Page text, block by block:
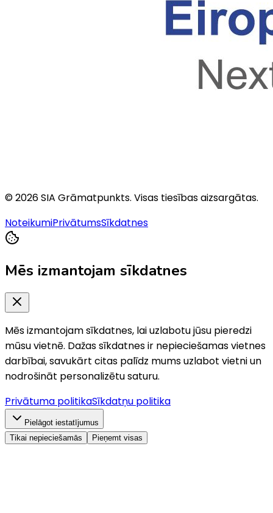
©2026SIA Grāmatpunkts. Visas tiesības aizsargātas.
NoteikumiPrivātumsSīkdatnes
Mēs izmantojam sīkdatnes
Mēs izmantojam sīkdatnes, lai uzlabotu jūsu pieredzi
mūsu vietnē. Dažas sīkdatnes ir nepieciešamas vietnes
darbībai, savukārt citas palīdz mums uzlabot vietni un
nodrošināt personalizētu saturu.
Privātuma politikaSīkdatņu politika
Pielāgot iestatījumus
Tikai nepieciešamās
Pieņemt visas